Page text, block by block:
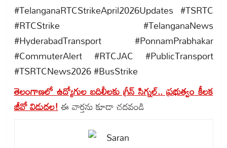
#TelanganaRTCStrikeApril2026Updates #TSRTC
#RTCStrike #TelanganaNews
#HyderabadTransport #PonnamPrabhakar
#CommuterAlert #RTCJAC #PublicTransport
#TSRTCNews2026 #BusStrike
తెలంగాణలో ఉద్యోగుల బదిలీలకు గ్రీన్ సిగ్నల్.. ప్రభుత్వం కీలక
జీవో విడుదల!ఈ వార్తను కూడా చదవండి